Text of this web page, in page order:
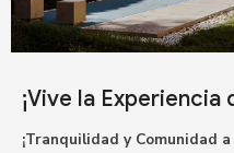
¡Vive la
¡Tranquilidad y Comunidad